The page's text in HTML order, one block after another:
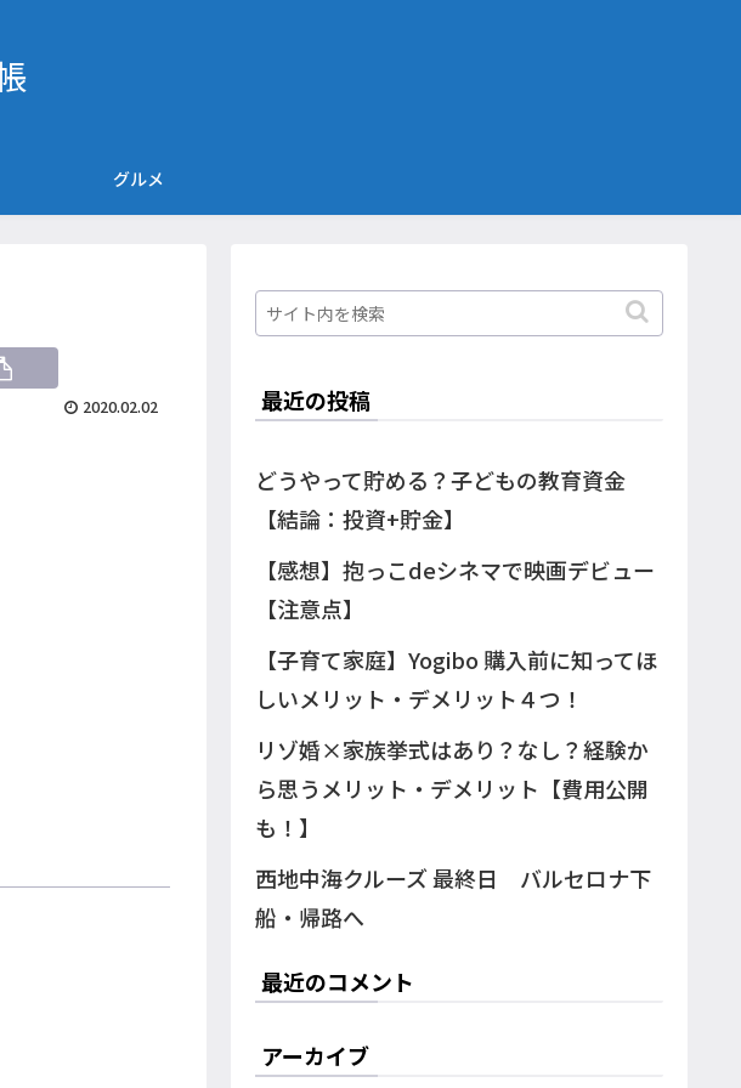
グルメ
2020.02.02 最近の投稿
どうやって貯める？子どもの教育資金
【結論：投資+貯金】
【感想】抱っこdeシネマで映画デビュー
【注意点】
【子育て家庭】Yogibo 購入前に知ってほ
しいメリット・デメリット４つ！
リゾ婚×家族挙式はあり？なし？経験か
ら思うメリット・デメリット【費用公開
も！】
西地中海クルーズ 最終日 バルセロナ下
船・帰路へ
最近のコメント
アーカイブ